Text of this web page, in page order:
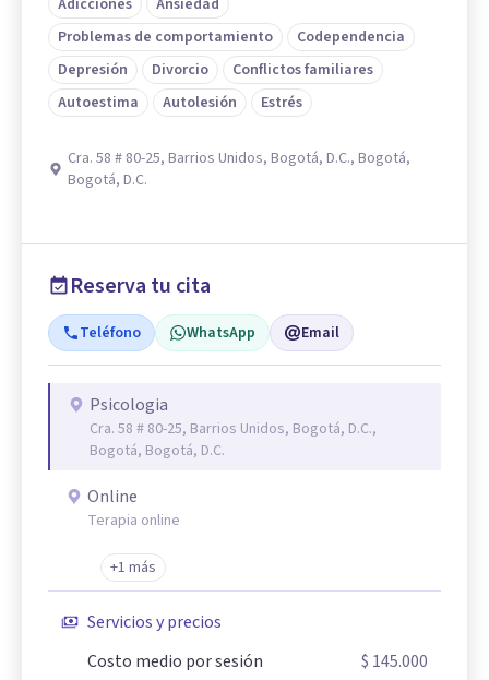
Problemas de comportamiento
Codependencia
Depresión
Divorcio
Conflictos familiares
Autoestima
Autolesión Estrés
Cra. 58 # 80-25, Barrios Unidos, Bogotá, D.C., Bogotá,
Bogotá, D.C.
Reserva tu cita
Teléfono WhatsApp Email
Psicologia
Cra. 58 # 80-25, Barrios Unidos, Bogotá, D.C.,
Bogotá, Bogotá, D.C.
Online
Terapia online
+1 más
Servicios y precios
Costo medio por sesión
$ 145.000